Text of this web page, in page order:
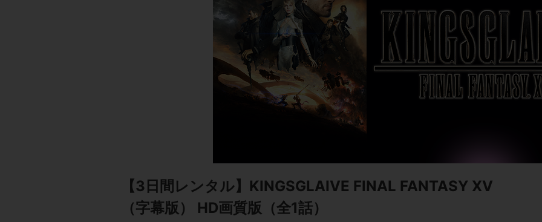
【3日間レンタル】KINGSGLAIVE FINAL FANTASY XV
（字幕版） HD画質版 （全1話）